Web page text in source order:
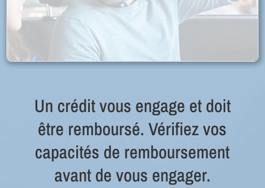
Un crédit vous engage et doit
être remboursé. Vérifiez vos
capacités de remboursement
avant de vous engager.